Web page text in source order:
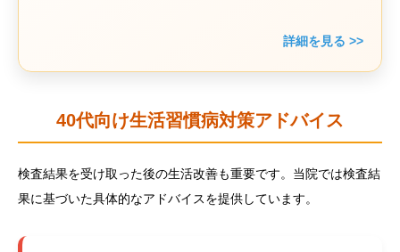
詳細を見る >>
40代向け生活習慣病対策アドバイス
検査結果を受け取った後の生活改善も重要です。当院では検査結
果に基づいた具体的なアドバイスを提供しています。